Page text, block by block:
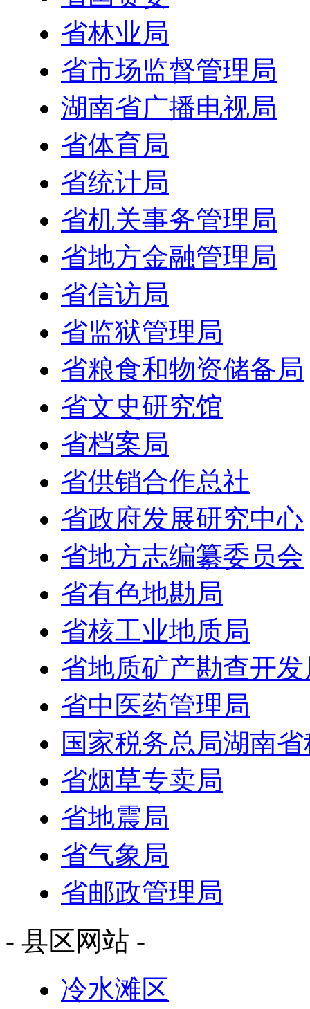
省林业局
省市场监督管理局
湖南省广播电视局
省体育局
省统计局
省机关事务管理局
省地方金融管理局
省信访局
省监狱管理局
省粮食和物资储备局
省文史研究馆
省档案局
省供销合作总社
省政府发展研究中心
省地方志编纂委员会
省有色地勘局
省核工业地质局
省地质矿产勘查开发
省中医药管理局
国家税务总局湖南
省烟草专卖局
省地震局
省气象局
省邮政管理局
- 县区网站 -
冷水滩区